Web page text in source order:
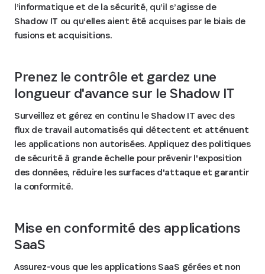
l’informatique et de la sécurité, qu’il s’agisse de
Shadow IT ou qu’elles aient été acquises par le biais de
fusions et acquisitions.
Prenez le contrôle et gardez une
longueur d'avance sur le Shadow IT
Surveillez et gérez en continu le Shadow IT avec des
flux de travail automatisés qui détectent et atténuent
les applications non autorisées. Appliquez des politiques
de sécurité à grande échelle pour prévenir l'exposition
des données, réduire les surfaces d'attaque et garantir
la conformité.
Mise en conformité des applications
SaaS
Assurez-vous que les applications SaaS gérées et non